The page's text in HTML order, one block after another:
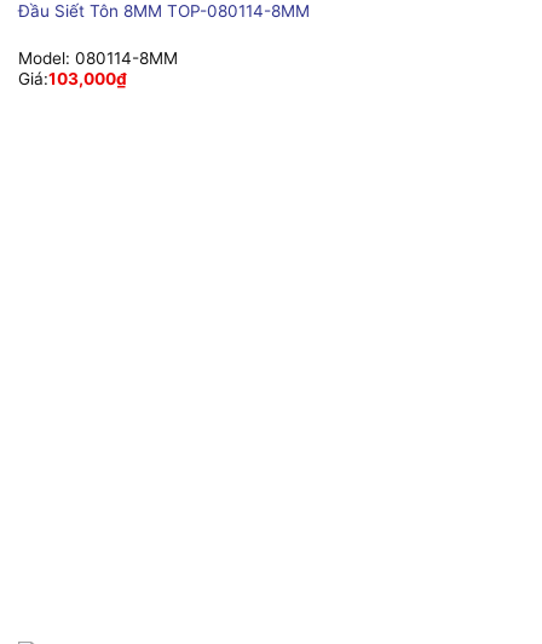
Đầu Siết Tôn 8MM TOP-080114-8MM
Model: 080114-8MM
Giá:103,000₫